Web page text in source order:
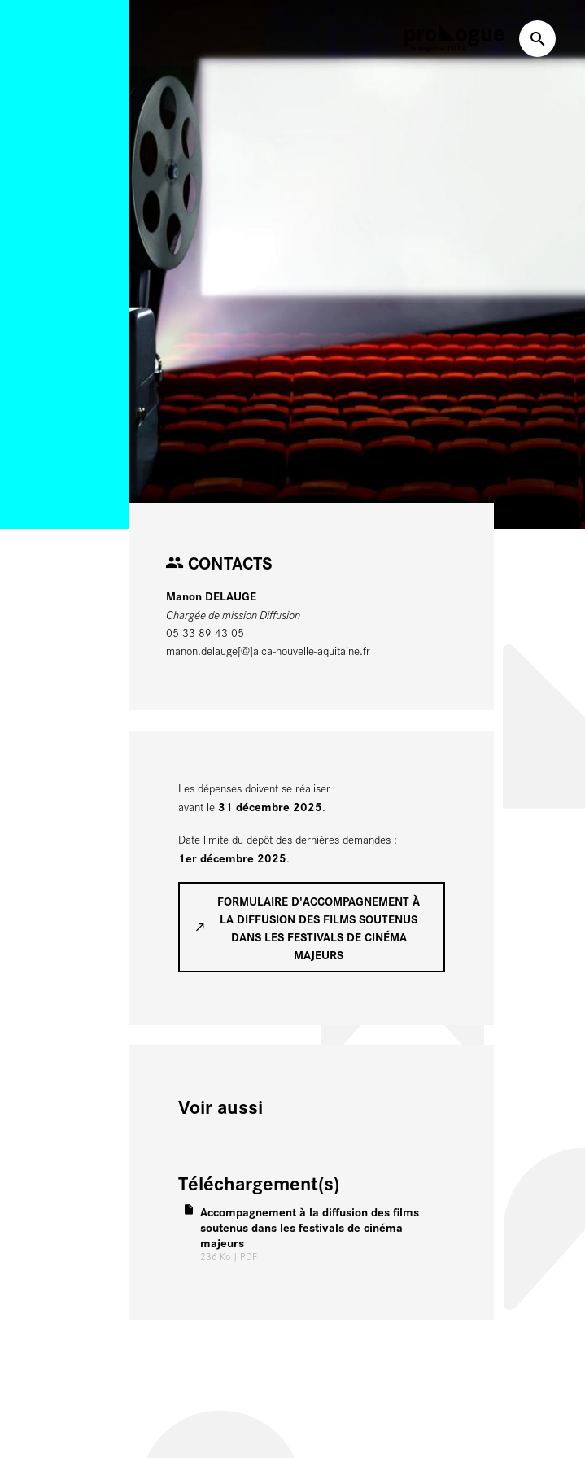
CONTACTS
Manon DELAUGE
Chargée de mission Diffusion
05 33 89 43 05
manon.delauge[@]alca-nouvelle-aquitaine.fr
Les dépenses doivent se réaliser
avant le 31 décembre 2025.
Date limite du dépôt des dernières demandes :
1er décembre 2025.
FORMULAIRE D'ACCOMPAGNEMENT À
LA DIFFUSION DES FILMS SOUTENUS
DANS LES FESTIVALS DE CINÉMA
MAJEURS
Voir aussi
Téléchargement(s)
Accompagnement à la diffusion des films
soutenus dans les festivals de cinéma
majeurs
236 Ko | PDF